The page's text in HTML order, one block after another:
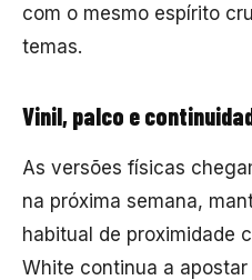
com o mesmo espírito
temas.
Vinil, palco e
As versões físicas
na próxima semana,
habitual de proximidade
White continua a